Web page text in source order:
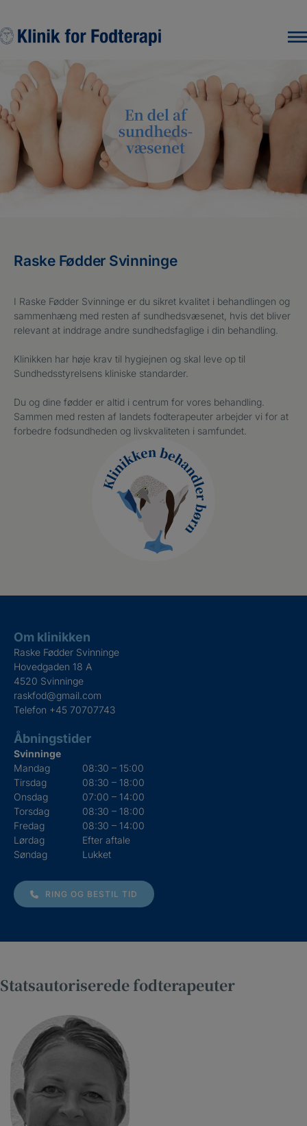
indholdet
Raske Fødder Svinninge
I Raske Fødder Svinninge er du sikret kvalitet i behandlingen og
sammenhæng med resten af sundhedsvæsenet, hvis det bliver
relevant at inddrage andre sundhedsfaglige i din behandling.
Klinikken har høje krav til hygiejnen og skal leve op til
Sundhedsstyrelsens kliniske standarder.
Du og dine fødder er altid i centrum for vores behandling.
Sammen med resten af landets fodterapeuter arbejder vi for at
forbedre fodsundheden og livskvaliteten i samfundet.
Om klinikken
Raske Fødder Svinninge
Hovedgaden 18 A
4520 Svinninge
raskfod@gmail.com
Telefon +45 70707743
Åbningstider
Svinninge
Mandag
08:30 – 15:00
Tirsdag
08:30 – 18:00
Onsdag
07:00 – 14:00
Torsdag
08:30 – 18:00
Fredag
08:30 – 14:00
Lørdag
Efter aftale
Søndag
Lukket
RING OG BESTIL TID
Statsautoriserede fodterapeuter